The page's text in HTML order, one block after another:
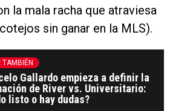
la mala racha que atraviesa
sin ganar en la MLS).
TAMBIÉN
Gallardo empieza a definir la
de River vs. Universitario:
listo o hay dudas?